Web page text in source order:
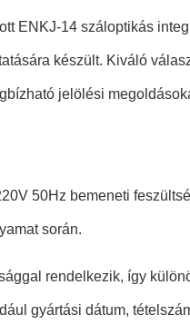
ENKJ-14 száloptikás
készült. Kiváló
jelölési
50Hz bemeneti
során.
rendelkezik, így
gyártási dátum,